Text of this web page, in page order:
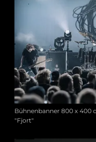
Bühnenbanner 800 x 400
"Fjort"